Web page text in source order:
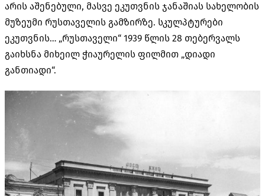
არის აშენებული, მასვე ეკუთვნის ჯანაშიას სახელობის
მუზეუმი რუსთაველის გამზირზე. სკულპტურები
ეკუთვნის… „რუსთაველი“ 1939 წლის 28 თებერვალს
გაიხსნა მიხეილ ჭიაურელის ფილმით „დიადი
განთიადი“.